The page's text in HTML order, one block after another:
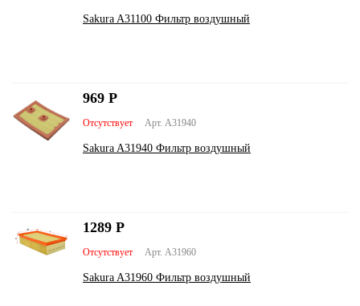
Sakura A31100 Фильтр воздушный
Арт. A31940
Отсутствует
Sakura A31940 Фильтр воздушный
969 Р
Арт. A31960
Отсутствует
Sakura A31960 Фильтр воздушный
1289 Р